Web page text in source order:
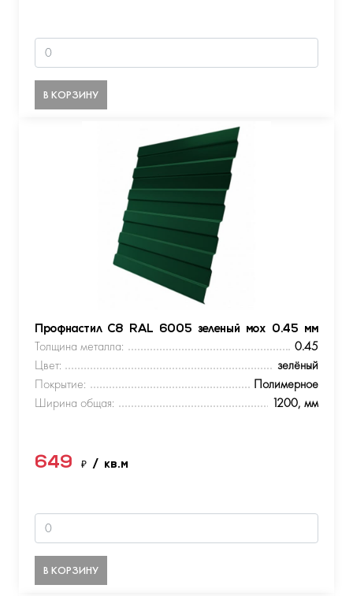
В КОРЗИНУ
Профнастил С8 RAL 6005 зеленый мох 0.45 мм
Толщина металла:
0.45
Цвет:
зелёный
Покрытие:
Полимерное
Ширина общая:
1200, мм
649 ₽ / кв.м
В КОРЗИНУ